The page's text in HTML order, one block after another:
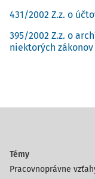
431/2002 Z.z. o
395/2002 Z.z. o
niektorých zákonov
Témy
Pracovnoprávne